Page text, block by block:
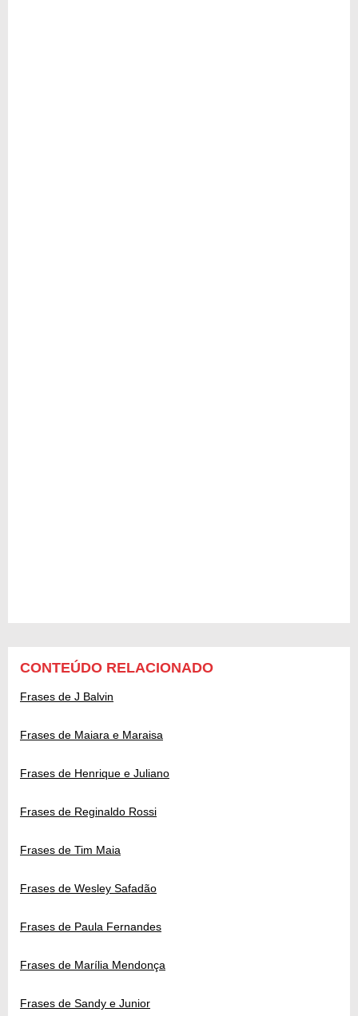
CONTEÚDO RELACIONADO
Frases de J Balvin
Frases de Maiara e Maraisa
Frases de Henrique e Juliano
Frases de Reginaldo Rossi
Frases de Tim Maia
Frases de Wesley Safadão
Frases de Paula Fernandes
Frases de Marília Mendonça
Frases de Sandy e Junior